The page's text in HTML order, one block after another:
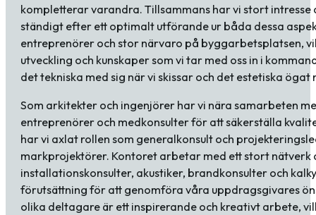
kompletterar varandra. Tillsammans har vi stort
ständigt efter ett optimalt utförande ur båda dessa
entreprenörer och stor närvaro på byggarbetsplatsen,
utveckling och kunskaper som vi tar med oss in i
det tekniska med sig när vi skissar och det estetiska
Som arkitekter och ingenjörer har vi nära samarbeten
entreprenörer och medkonsulter för att säkerställa
har vi axlat rollen som generalkonsult och
markprojektörer. Kontoret arbetar med ett stort nätverk
installationskonsulter, akustiker, brandkonsulter och
förutsättning för att genomföra våra uppdragsgivares
olika deltagare är ett inspirerande och kreativt arbete,